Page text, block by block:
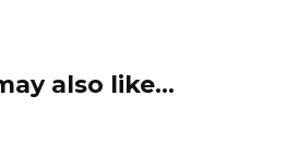
also like...